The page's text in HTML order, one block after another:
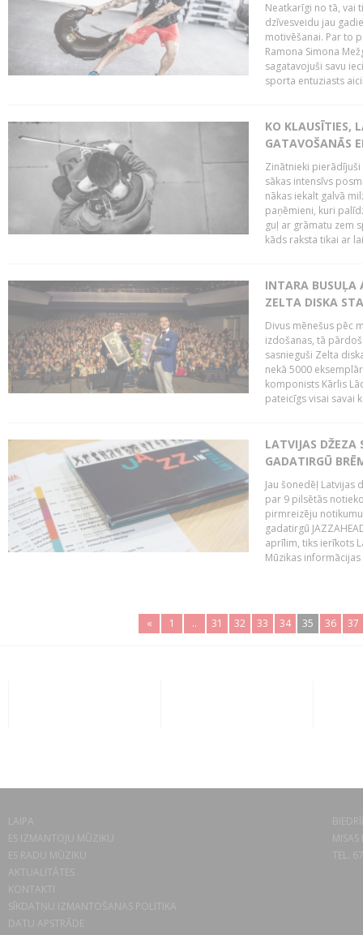
Neatkarīgi no tā, vai
dzīvesveidu jau
motivēšanai. Par to
Ramona Simona
sagatavojuši savu
sporta entuziasts
KO KLAUSĪTIES,
GATAVOŠANĀS
Zinātnieki pierādījuši
sākas intensīvs
nākas iekalt galvā
paņēmieni, kuri
guļ ar grāmatu zem
kāds raksta tikai ar
INTARA BUSUĻA
ZELTA DISKA
Divus mēnešus pēc
izdošanas, tā
sasnieguši Zelta
nekā 5000
komponists Kārlis
pateicīgs visai savai
LATVIJAS DŽEZA
GADATIRGŪ
Jau šonedēļ Latvijas
par 9 pilsētās
pirmreizēju
gadatirgū
aprīlim, tiks ierīkots
Mūzikas informācijas
« 1 .. 31 32 33 34 35 36 37
LAIPA
ES IZMANTOJU MŪZIKU
ES RADU MŪZIKU
AKTUALITĀTES
KONTAKTI
SĪKDATŅU IZMANTOŠANAS POLITIKA
DATU APSTRĀDE
TEL.